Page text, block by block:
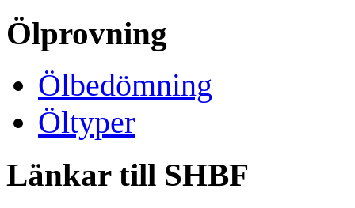
Ölprovning
Ölbedömning
Öltyper
Länkar till SHBF